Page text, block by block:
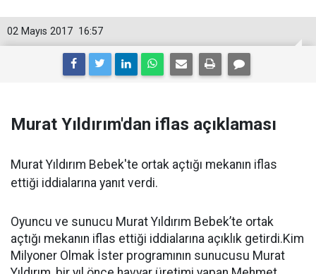
16:57
02 Mayıs 2017
Murat Yıldırım'dan iflas açıklaması
Murat Yıldırım Bebek'te ortak açtığı mekanın iflas
ettiği iddialarına yanıt verdi.
Oyuncu ve sunucu Murat Yıldırım Bebek’te ortak
açtığı mekanın iflas ettiği iddialarına açıklık getirdi.Kim
Milyoner Olmak İster programının sunucusu Murat